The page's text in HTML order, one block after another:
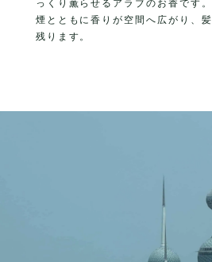
っくり薫らせるアラブのお香です。
煙とともに香りが空間へ広がり、
残ります。